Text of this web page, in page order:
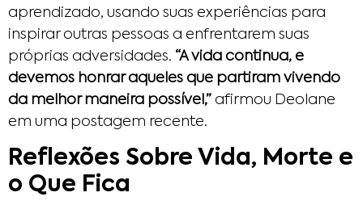
aprendizado, usando suas experiências para
inspirar outras pessoas a enfrentarem suas
próprias adversidades. “A vida continua, e
devemos honrar aqueles que partiram vivendo
da melhor maneira possível,” afirmou Deolane
em uma postagem recente.
Reflexões Sobre Vida, Morte e
o Que Fica